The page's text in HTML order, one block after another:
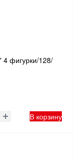
4 фигурки/128/
В корзину